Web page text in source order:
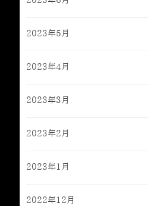
2023年5月
2023年4月
2023年3月
2023年2月
2023年1月
2022年12月